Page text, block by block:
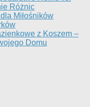
Różnic
Miłośników
z Koszem –
Domu